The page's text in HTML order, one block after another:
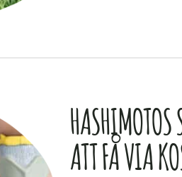
ATT FÅ VIA